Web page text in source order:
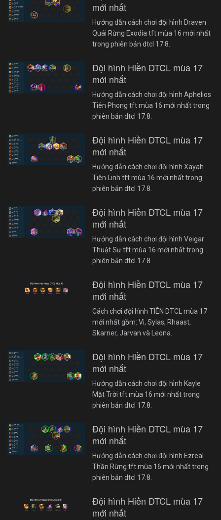
mới nhất
Hướng dẫn cách chơi đội hình Draven
Quái Rừng Exodia tft mùa 16 mới nhất
trong phiên bản dtcl 17.8.
Đội hình Hiền DTCL mùa 17
mới nhất
Hướng dẫn cách chơi đội hình Aphelios
Tiên Phong tft mùa 16 mới nhất trong
phiên bản dtcl 17.8.
Đội hình Hiền DTCL mùa 17
mới nhất
Hướng dẫn cách chơi đội hình Xayah
Tiên Linh tft mùa 16 mới nhất trong
phiên bản dtcl 17.8.
Đội hình Hiền DTCL mùa 17
mới nhất
Hướng dẫn cách chơi đội hình Veigar
Thuật Sư tft mùa 16 mới nhất trong
phiên bản dtcl 17.8.
Đội hình Hiền DTCL mùa 17
mới nhất
Cách chơi đội hình TIÊN DTCL mùa 17
mới nhất gồm: Vi, Sylas, Rhaast,
Skarner, Jarvan và Leona.
Đội hình Hiền DTCL mùa 17
mới nhất
Hướng dẫn cách chơi đội hình Kayle
Mặt Trời tft mùa 16 mới nhất trong
phiên bản dtcl 17.8.
Đội hình Hiền DTCL mùa 17
mới nhất
Hướng dẫn cách chơi đội hình Ezreal
Thần Rừng tft mùa 16 mới nhất trong
phiên bản dtcl 17.8.
Đội hình Hiền DTCL mùa 17
mới nhất